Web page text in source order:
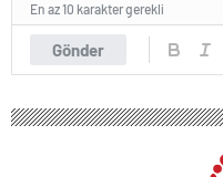
Gönder
En az 10 karakter gerekli